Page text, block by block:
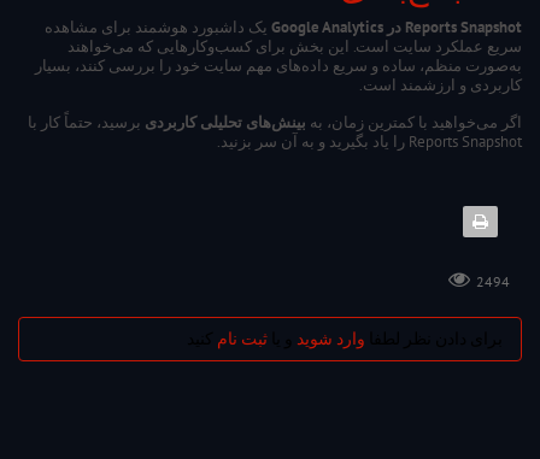
Reports Snapshot در Google Analytics
یک داشبورد هوشمند برای مشاهده
سریع عملکرد سایت است. این بخش برای کسب‌وکارهایی که می‌خواهند
به‌صورت منظم، ساده و سریع داده‌های مهم سایت خود را بررسی کنند، بسیار
کاربردی و ارزشمند است.
اگر می‌خواهید با کمترین زمان، به بینش‌های تحلیلی کاربردی برسید، حتماً کار با
Reports Snapshot را یاد بگیرید و به آن سر بزنید.
2494
وارد شوید ثبت نام